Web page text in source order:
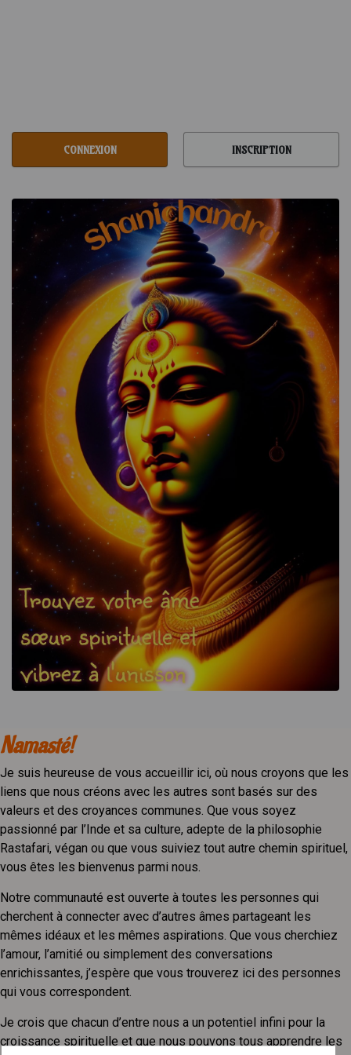
CONNEXION INSCRIPTION
Namasté!
Je suis heureuse de vous accueillir ici, où nous croyons que les
liens que nous créons avec les autres sont basés sur des
valeurs et des croyances communes. Que vous soyez
passionné par l’Inde et sa culture, adepte de la philosophie
Rastafari, végan ou que vous suiviez tout autre chemin spirituel,
vous êtes les bienvenus parmi nous.
Notre communauté est ouverte à toutes les personnes qui
cherchent à connecter avec d’autres âmes partageant les
mêmes idéaux et les mêmes aspirations. Que vous cherchiez
l’amour, l’amitié ou simplement des conversations
enrichissantes, j’espère que vous trouverez ici des personnes
qui vous correspondent.
Je crois que chacun d’entre nous a un potentiel infini pour la
croissance spirituelle et que nous pouvons tous apprendre les